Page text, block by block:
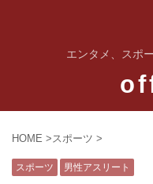
エンタメ、スポ
HOME >スポーツ >
スポーツ 男性アスリート